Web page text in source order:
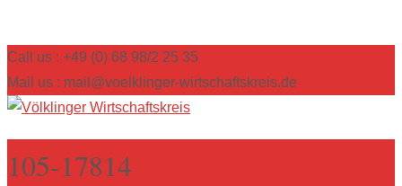
Call us : +49 (0) 68 98/2 25 35
Mail us : mail@voelklinger-wirtschaftskreis.de
105-17814